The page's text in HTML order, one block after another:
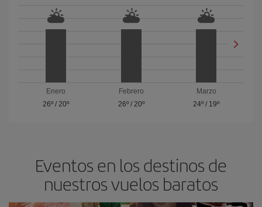
Enero
26º/ 20º
Febrero
26º/ 20º
Marzo
24º / 19º
Eventos en los destinos de
nuestros vuelos baratos